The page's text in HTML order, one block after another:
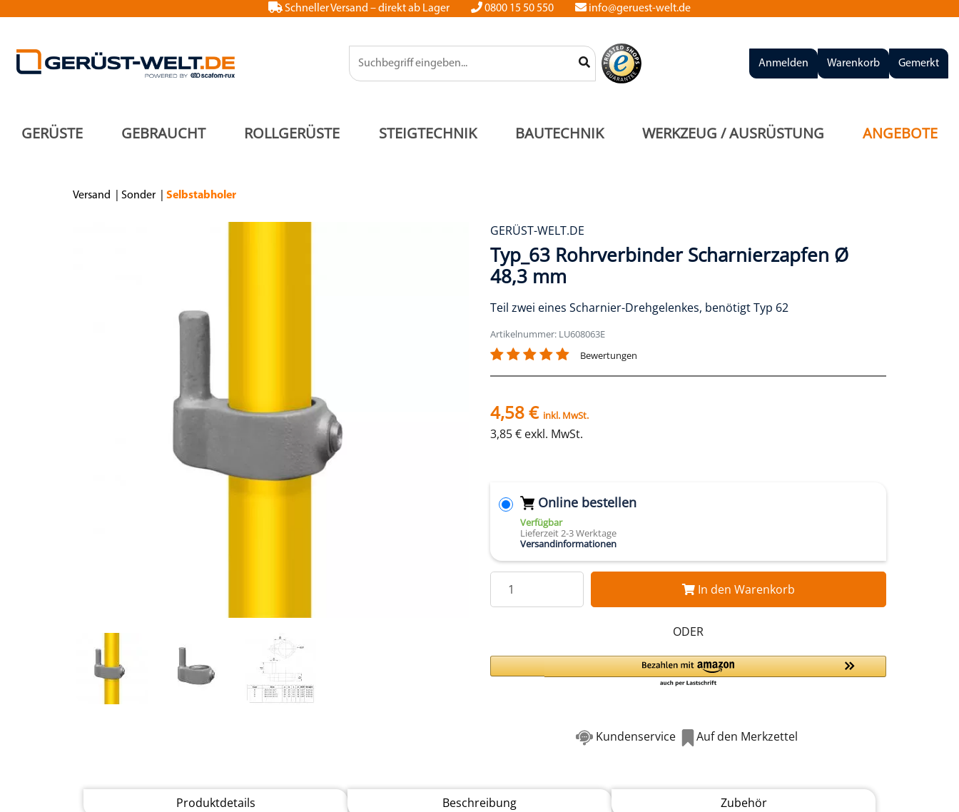
Schneller Versand – direkt ab Lager 0800 15 50 550 info@geruest-welt.de
Anmelden Warenkorb Gemerkt
GERÜSTE GEBRAUCHT ROLLGERÜSTE STEIGTECHNIK BAUTECHNIK WERKZEUG / AUSRÜSTUNG ANGEBOTE
Versand Sonder Selbstabholer
GERÜST-WELT.DE
Typ_63 Rohrverbinder Scharnierzapfen Ø
48,3 mm
Teil zwei eines Scharnier-Drehgelenkes, benötigt Typ 62
Artikelnummer: LU608063E
Bewertungen
4,58 € inkl. MwSt.
3,85 € exkl. MwSt.
Online bestellen
Verfügbar
Lieferzeit 2-3 Werktage
Versandinformationen
In den Warenkorb
ODER
Kundenservice Auf den Merkzettel
Produktdetails Beschreibung Zubehör